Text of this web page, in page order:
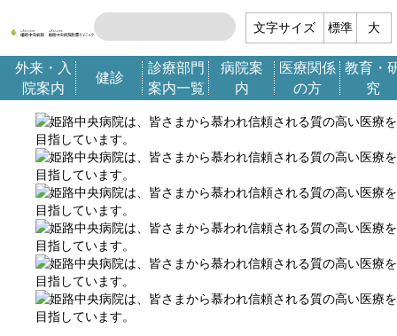
文字サイズ 標準 大
外来・入
院案内
健診
診療部門
案内一覧
病院案
内
医療関係
の方
教育・
究